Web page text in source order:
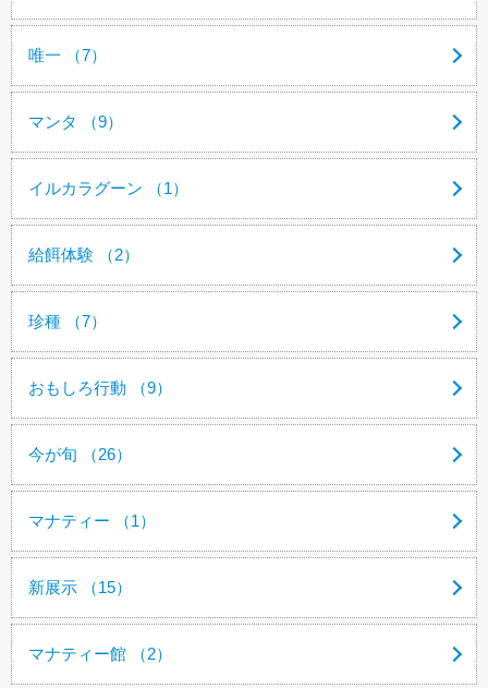
唯一 （7）
マンタ （9）
イルカラグーン （1）
給餌体験 （2）
珍種 （7）
おもしろ行動 （9）
今が旬 （26）
マナティー （1）
新展示 （15）
マナティー館 （2）